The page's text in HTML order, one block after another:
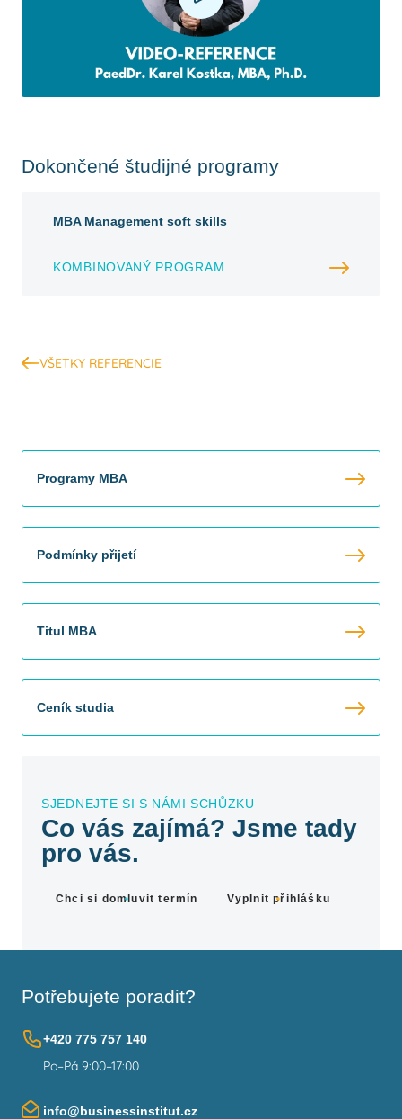
Dokončené študijné programy
MBA Management soft skills
KOMBINOVANÝ PROGRAM
VŠETKY REFERENCIE
Programy MBA
Podmínky přijetí
Titul MBA
Ceník studia
SJEDNEJTE SI S NÁMI SCHŮZKU
Co vás zajímá? Jsme tady
pro vás.
Chci si domluvit termín Vyplnit přihlášku
Potřebujete poradit?
+420 775 757 140
Po–Pá 9:00–17:00
info@businessinstitut.cz